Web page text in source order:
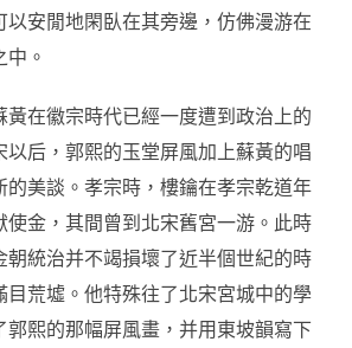
以安閒地閑臥在其旁邊，仿佛漫游在
。
黃在徽宗時代已經一度遭到政治上的
后，郭熙的玉堂屏風加上蘇黃的唱
的美談。孝宗時，樓鑰在孝宗乾道年
使金，其間曾到北宋舊宮一游。此時
朝統治并不竭損壞了近半個世紀的時
目荒墟。他特殊往了北宋宮城中的學
郭熙的那幅屏風畫，并用東坡韻寫下